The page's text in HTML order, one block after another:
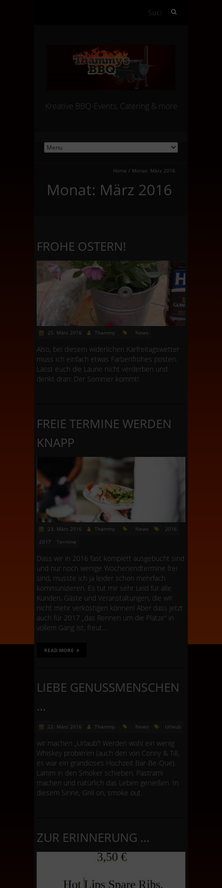
Suchen
Kreative BBQ-Events, Catering & more
Home / Monat: März 2016
Monat: März 2016
FROHE OSTERN!
25. März 2016 Thammy News
Also, bei diesem widerlichen Karfreitagswetter
muss ich einfach etwas Farbenfrohes posten.
Lasst euch die Laune nicht verderben und
denkt dran: Der Sommer kommt!
FREIE TERMINE WERDEN
KNAPP
23. März 2016 Thammy News
2016
2017
Termine
Dass wir in 2016 fast komplett ausgebucht sind
und nur noch wenige Wochenendtermine frei
sind, musste ich ja leider schon mehrfach
kommunizieren. Es tut mir sehr Leid für alle
Kunden, Gäste und Veranstaltungen, die wir
nicht mehr verköstigen können! Aber dass jetzt
auch für 2017 „das Rennen um die Plätze“ in
vollem Gang ist, freut…
READ MORE
LIEBE GENUSSMENSCHEN
…
22. März 2016 Thammy News Urlaub
wir machen „Urlaub“! Werden wohl ein wenig
Whiskey probieren (auch den von Conny & Till,
es war ein grandioses Hochzeit Bar-Be-Que).
Lamm in den Smoker schieben, Pastrami
machen und natürlich das Leben genießen. In
diesem Sinne, Grill on, smoke out.
ZUR ERINNERUNG …